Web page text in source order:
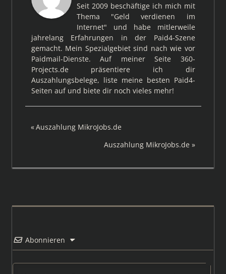
Seit 2009 beschäftige ich mich mit
Thema "Geld verdienen im
Internet" und habe mitlerweile
jahrelang Erfahrungen in der Paid4-Szene
gemacht. Mein Spezialgebiet sind nach wie vor
Paidmail-Dienste. Auf meiner Seite 360-
Projects.de präsentiere ich dir
Auszahlungsbelege, liste meine besten Paid4-
Seiten auf und biete dir noch vieles mehr!
Beitragsnavigation
Vorheriger
Auszahlung MikroJobs.de
Nächster
Auszahlung MikroJobs.de
Abonnieren